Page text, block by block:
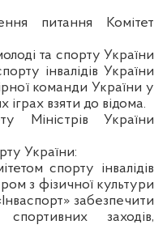
питання Комітет
та спорту України
інвалідів України
команди України у
взяти до відома.
Міністрів України
України:
спорту інвалідів
з фізичної культури
забезпечити
заходів,